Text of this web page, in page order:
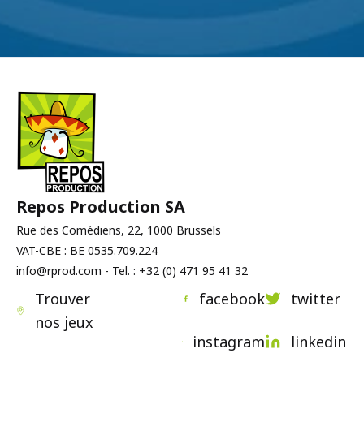
Repos Production SA
Rue des Comédiens, 22, 1000 Brussels
VAT-CBE : BE 0535.709.224
info@rprod.com - Tel. : +32 (0) 471 95 41 32
Trouver
nos jeux
facebook twitter
instagram linkedin